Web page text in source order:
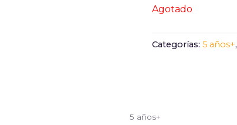
Agotado
Categorías: 5 años+,
5 años+